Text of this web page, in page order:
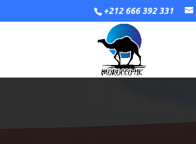
+212 666 392 331